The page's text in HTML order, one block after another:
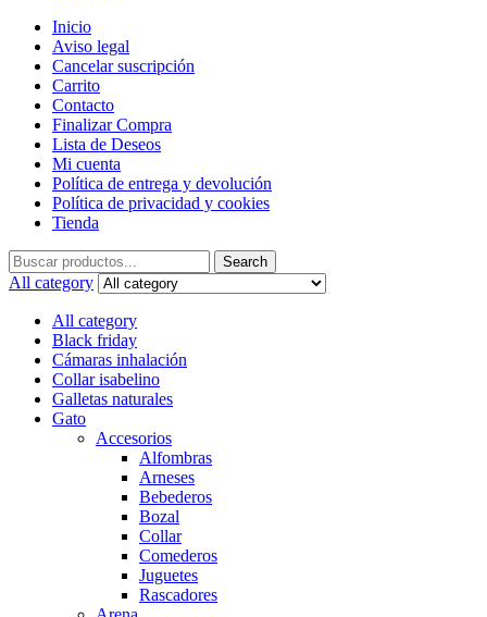
Inicio
Aviso legal
Cancelar suscripción
Carrito
Contacto
Finalizar Compra
Lista de Deseos
Mi cuenta
Política de entrega y devolución
Política de privacidad y cookies
Tienda
Search
for:
Search
All category
All category
Black friday
Cámaras inhalación
Collar isabelino
Galletas naturales
Gato
Accesorios
Alfombras
Arneses
Bebederos
Bozal
Collar
Comederos
Juguetes
Rascadores